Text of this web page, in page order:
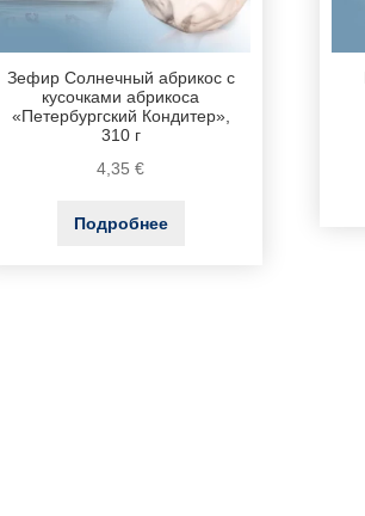
Зефир Солнечный абрикос с
кусочками абрикоса
«Петербургский Кондитер»,
310 г
4,35€
Подробнее